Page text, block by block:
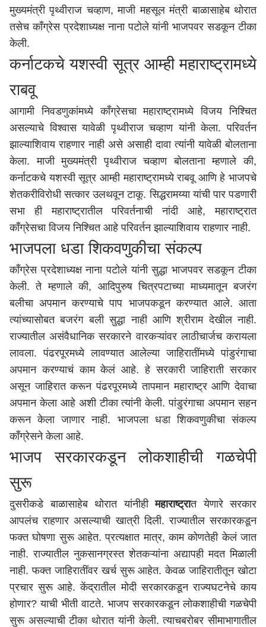
मुख्यमंत्री पृथ्वीराज चव्हाण, माजी महसूल मंत्री बाळासाहेब थोरात
तसेच काँग्रेस प्रदेशाध्यक्ष नाना पटोले यांनी भाजपवर सडकून टीका
केली.
कर्नाटकचे यशस्वी सूत्र आम्ही महाराष्ट्रामध्ये
राबवू
आगामी निवडणुकांमध्ये काँग्रेसचा महाराष्ट्रामध्ये विजय निश्चित
असल्याचे विश्वास यावेळी पृथ्वीराज चव्हाण यांनी केला. परिवर्तन
झाल्याशिवाय राहणार नाही असे असाही दावा त्यांनी यावेळी बोलताना
केला. माजी मुख्यमंत्री पृथ्वीराज चव्हाण बोलताना म्हणाले की,
कर्नाटकचे यशस्वी सूत्र आम्ही महाराष्ट्रामध्ये राबवू आणि हे भाजपचे
शेतकरीविरोधी सत्कार उलथवून टाकू. सिद्धरामय्या यांची पार पडणारी
सभा ही महाराष्ट्रातील परिवर्तनाची नांदी आहे, महाराष्ट्रात
काँग्रेसचा विजय निश्चित आहे परिवर्तन झाल्याशिवाय राहणार नाही.
भाजपला धडा शिकवणुकीचा संकल्प
काँग्रेस प्रदेशाध्यक्ष नाना पटोले यांनी सुद्धा भाजपवर सडकून टीका
केली. ते म्हणाले की, आदिपुरुष चित्रपटाच्या माध्यमातून बजरंग
बलीचा अपमान करण्याचे पाप भाजपकडून करण्यात आले. आता
त्यांच्यासोबत बजरंग बली सुद्धा नाही आणि श्रीराम देखील नाही.
राज्यातील असंवैधानिक सरकारने वारकऱ्यांवर लाठीचार्जच करायला
लावला. पंढरपूरमध्ये लावण्यात आलेल्या जाहिरातींमध्ये पांडुरंगाचा
अपमान करण्याचं काम केलं आहे. हे सरकारी जाहिराती सरकार
असून जाहिरात करून पंढरपूरमध्ये तापमान महाराष्ट्र आणि देवाचा
अपमान केला आहे अशी टीका त्यांनी केली. पांडुरंगाचा अपमान सहन
करून केला जाणार नाही. भाजपला धडा शिकवणुकीचा संकल्प
काँग्रेसने केला आहे.
भाजप सरकारकडून लोकशाहीची गळचेपी
सुरू
दुसरीकडे बाळासाहेब थोरात यांनीहीमहाराष्ट्रत येणारे सरकार
आपलंच राहणार असल्याची खात्री दिली. राज्यातील सरकारकडून
फक्त घोषणा सुरू आहेत. प्रत्यक्षात मात्र, काम कोणतेही केलं जात
नाही. राज्यातील नुकसानग्रस्त शेतकऱ्यांना अद्यापही मदत मिळाली
नाही. फक्त जाहिरातींवर खर्च सुरू आहेत. केवळ जाहिरातीतून खोटा
प्रचार सुरू आहे. केंद्रातील मोदी सरकारकडून राज्यघटनेचे काय
होणार? याची भीती वाटते. भाजप सरकारकडून लोकशाहीची गळचेपी
सुरू असल्याची टीका थोरात यांनी केली. त्याचबरोबर सीमाभागातील